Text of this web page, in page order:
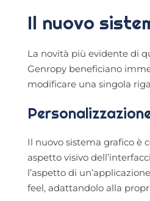
Il nuovo
La novità più evidente di
Genropy beneficiano
modificare una singola
Il nuovo sistema grafico è
aspetto visivo
l’aspetto di
feel, adattandolo alla